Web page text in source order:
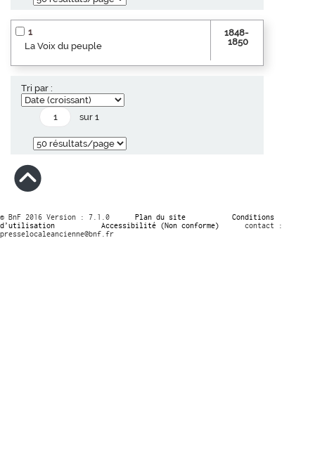
1
La Voix du peuple
1848-
1850
Tri par :
sur 1
© BnF 2016 Version : 7.1.0 Plan du site
Conditions
d’utilisation
Accessibilité (Non conforme)
contact :
presselocaleancienne@bnf.fr